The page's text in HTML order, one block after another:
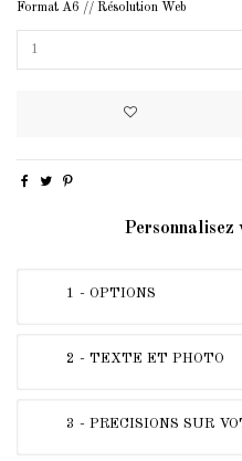
Format A6 // Résolution Web
Personnalisez
1 - OPTIONS
2 - TEXTE ET PHOTO
3 - PRECISIONS SUR